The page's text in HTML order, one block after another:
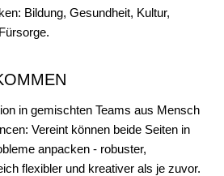
Bildung, Gesundheit, Kultur,
in gemischten Teams aus Mensch
Vereint können beide Seiten in
anpacken - robuster,
flexibler und kreativer als je zuvor.